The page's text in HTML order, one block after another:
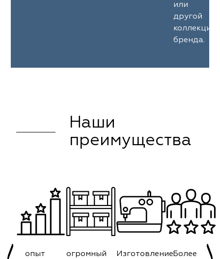
или
другой
коллекции
бренда.
Наши
преимущества
опыт
огромный
ИзготовлениеБолее